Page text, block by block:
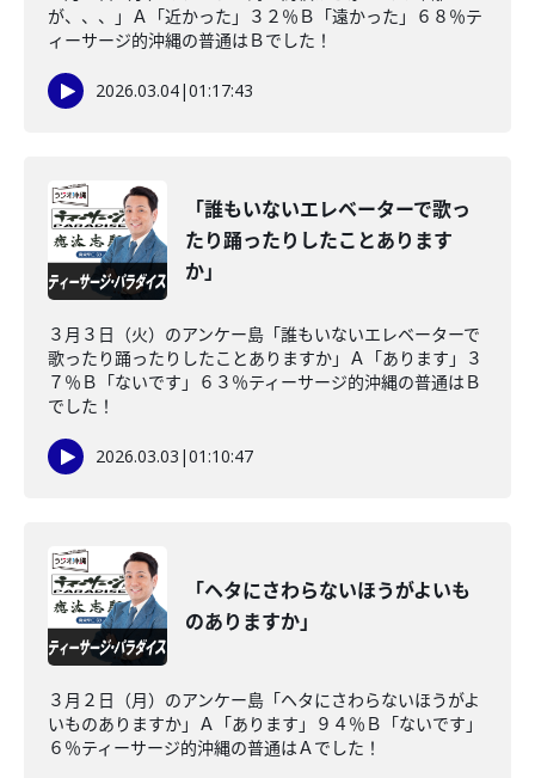
が、、、」Ａ「近かった」３２％Ｂ「遠かった」６８％テ
ィーサージ的沖縄の普通はＢでした！
2026.03.04|01:17:43
「誰もいないエレベーターで歌っ
たり踊ったりしたことあります
か」
３月３日（火）のアンケー島「誰もいないエレベーターで
歌ったり踊ったりしたことありますか」Ａ「あります」３
７％Ｂ「ないです」６３％ティーサージ的沖縄の普通はＢ
でした！
2026.03.03 |01:10:47
「ヘタにさわらないほうがよいも
のありますか」
３月２日（月）のアンケー島「ヘタにさわらないほうがよ
いものありますか」Ａ「あります」９４％Ｂ「ないです」
６％ティーサージ的沖縄の普通はＡでした！